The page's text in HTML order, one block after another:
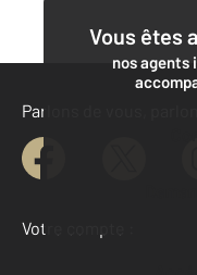
Vous êtes
nos agents
Parlons de vous,
Votre compte :